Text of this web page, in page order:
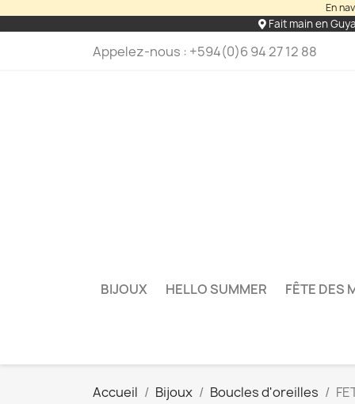
En
Fait main en
Appelez-nous : +594(0)6 94 27 12 88
BIJOUX HELLO SUMMER FÊTE DES
Accueil Bijoux Boucles d'oreilles